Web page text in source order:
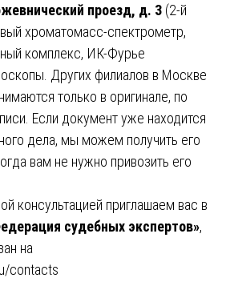
проезд, д. 3 (2-й
хроматомасс-спектрометр,
комплекс, ИК-Фурье
Других филиалов в Москве
только в оригинале, по
Если документ уже находится
дела, мы можем получить его
вам не нужно привозить его
консультацией приглашаем вас в
судебных экспертов»,
на
contacts